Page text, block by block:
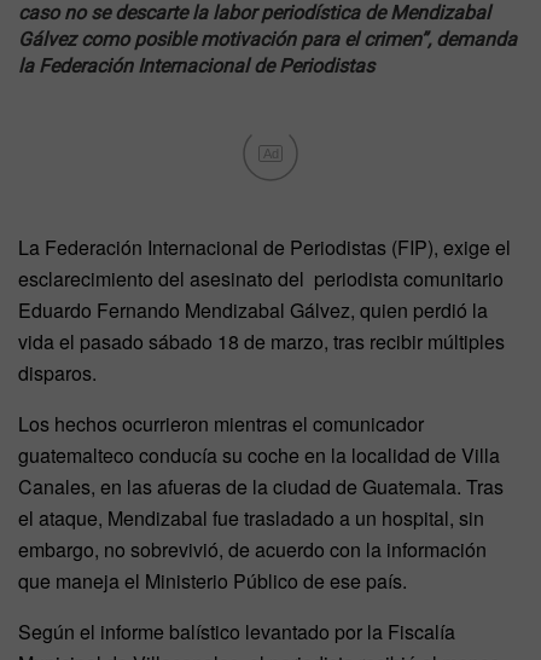
caso no se descarte la labor periodística de Mendizabal
Gálvez como posible motivación para el crimen”, demanda
la Federación Internacional de Periodistas
Ad
La Federación Internacional de Periodistas (FIP), exige el
esclarecimiento del asesinato del periodista comunitario
Eduardo Fernando Mendizabal Gálvez, quien perdió la
vida el pasado sábado 18 de marzo, tras recibir múltiples
disparos.
Los hechos ocurrieron mientras el comunicador
guatemalteco conducía su coche en la localidad de Villa
Canales, en las afueras de la ciudad de Guatemala. Tras
el ataque, Mendizabal fue trasladado a un hospital, sin
embargo, no sobrevivió, de acuerdo con la información
que maneja el Ministerio Público de ese país.
Según el informe balístico levantado por la Fiscalía